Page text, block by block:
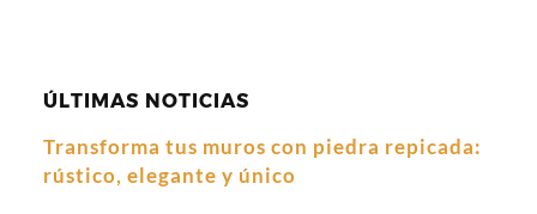
ÚLTIMAS NOTICIAS
Transforma tus muros con piedra repicada:
rústico, elegante y único